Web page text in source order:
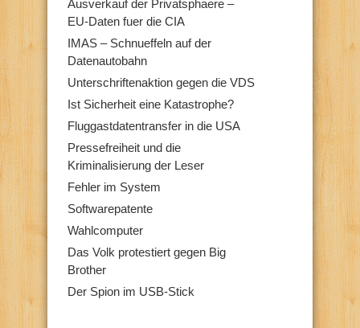
Ausverkauf der Privatsphaere –
EU-Daten fuer die CIA
IMAS – Schnueffeln auf der
Datenautobahn
Unterschriftenaktion gegen die VDS
Ist Sicherheit eine Katastrophe?
Fluggastdatentransfer in die USA
Pressefreiheit und die
Kriminalisierung der Leser
Fehler im System
Softwarepatente
Wahlcomputer
Das Volk protestiert gegen Big
Brother
Der Spion im USB-Stick